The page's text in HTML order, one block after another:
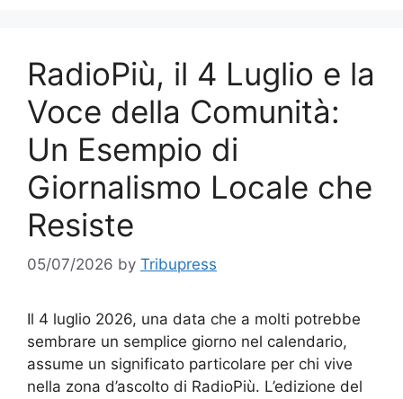
RadioPiù, il 4 Luglio e la
Voce della Comunità:
Un Esempio di
Giornalismo Locale che
Resiste
05/07/2026 by Tribupress
Il 4 luglio 2026, una data che a molti potrebbe
sembrare un semplice giorno nel calendario,
assume un significato particolare per chi vive
nella zona d’ascolto di RadioPiù. L’edizione del